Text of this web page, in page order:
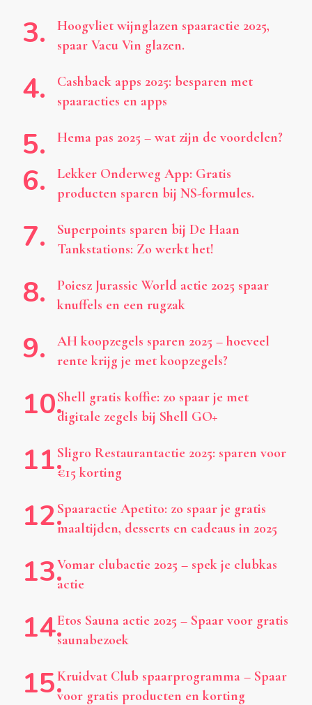
Hoogvliet wijnglazen spaaractie 2025,
spaar Vacu Vin glazen.
Cashback apps 2025: besparen met
spaaracties en apps
Hema pas 2025 – wat zijn de voordelen?
Lekker Onderweg App: Gratis
producten sparen bij NS-formules.
Superpoints sparen bij De Haan
Tankstations: Zo werkt het!
Poiesz Jurassic World actie 2025 spaar
knuffels en een rugzak
AH koopzegels sparen 2025 – hoeveel
rente krijg je met koopzegels?
Shell gratis koffie: zo spaar je met
digitale zegels bij Shell GO+
Sligro Restaurantactie 2025: sparen voor
€15 korting
Spaaractie Apetito: zo spaar je gratis
maaltijden, desserts en cadeaus in 2025
Vomar clubactie 2025 – spek je clubkas
actie
Etos Sauna actie 2025 – Spaar voor gratis
saunabezoek
Kruidvat Club spaarprogramma – Spaar
voor gratis producten en korting